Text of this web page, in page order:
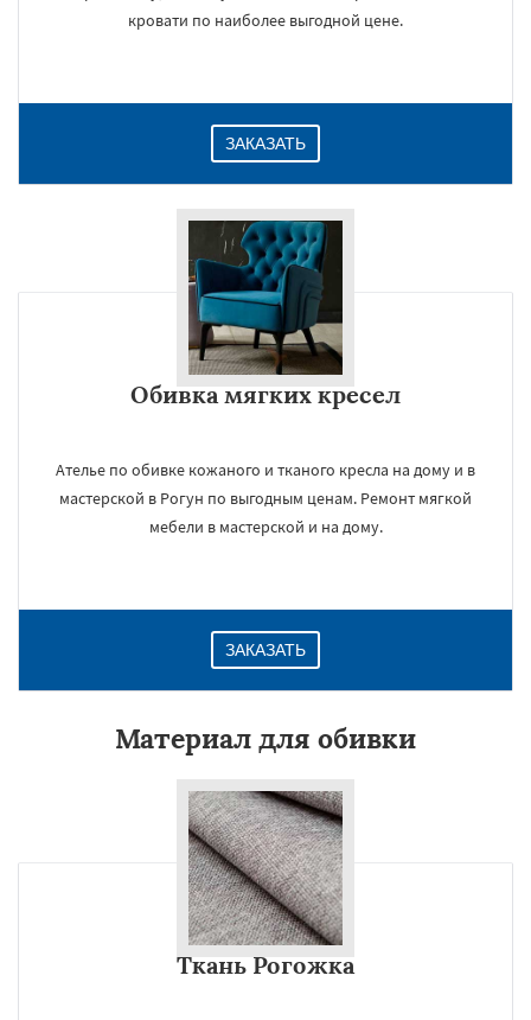
кровати по наиболее выгодной цене.
ЗАКАЗАТЬ
Обивка мягких кресел
Ателье по обивке кожаного и тканого кресла на дому и в
мастерской в Рогун по выгодным ценам. Ремонт мягкой
мебели в мастерской и на дому.
ЗАКАЗАТЬ
Материал для обивки
Ткань Рогожка